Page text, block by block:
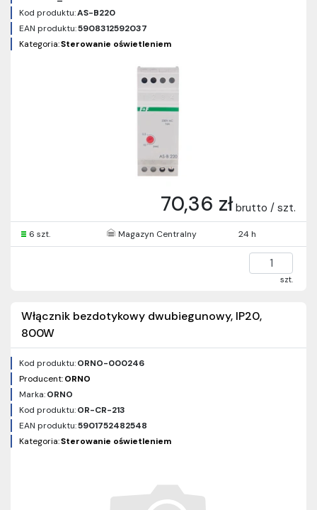
Kod produktu:AS-B220
EAN produktu:5908312592037
Kategoria:Sterowanie oświetleniem
70,36 zł brutto / szt.
6 szt. Magazyn Centralny 24 h
szt.
Włącznik bezdotykowy dwubiegunowy, IP20,
800W
Kod produktu:ORNO-000246
Producent:ORNO
Marka:ORNO
Kod produktu:OR-CR-213
EAN produktu:5901752482548
Kategoria:Sterowanie oświetleniem